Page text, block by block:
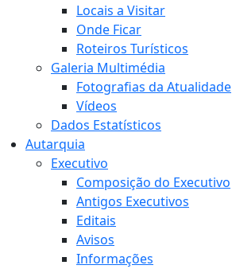
Locais a Visitar
Onde Ficar
Roteiros Turísticos
Galeria Multimédia
Fotografias da Atualidade
Vídeos
Dados Estatísticos
Autarquia
Executivo
Composição do Executivo
Antigos Executivos
Editais
Avisos
Informações